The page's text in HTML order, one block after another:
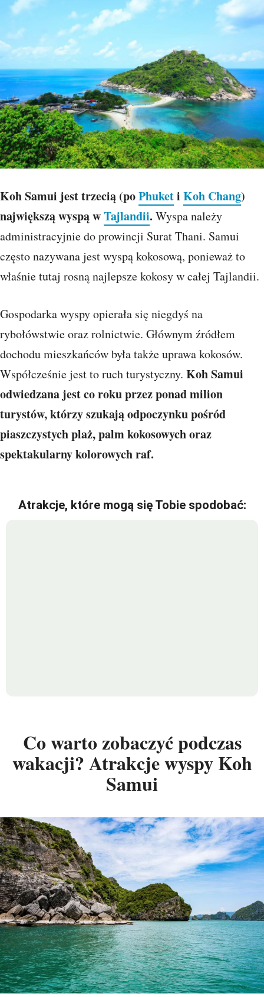
Koh Samui jest trzecią (poPhuketi Koh Chang)
największą wyspą wTajlandii. Wyspa należy
administracyjnie do prowincji Surat Thani. Samui
często nazywana jest wyspą kokosową, ponieważ to
właśnie tutaj rosną najlepsze kokosy w całej Tajlandii.
Gospodarka wyspy opierała się niegdyś na
rybołówstwie oraz rolnictwie. Głównym źródłem
dochodu mieszkańców była także uprawa kokosów.
Współcześnie jest to ruch turystyczny. Koh Samui
odwiedzana jest co roku przez ponad milion
turystów, którzy szukają odpoczynku pośród
piaszczystych plaż, palm kokosowych oraz
spektakularny kolorowych raf.
Atrakcje, które mogą się Tobie spodobać:
Co warto zobaczyć podczas
wakacji? Atrakcje wyspy Koh
Samui